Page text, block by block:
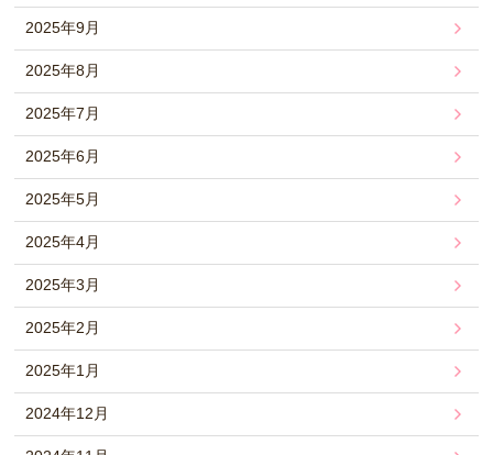
2025年9月
2025年8月
2025年7月
2025年6月
2025年5月
2025年4月
2025年3月
2025年2月
2025年1月
2024年12月